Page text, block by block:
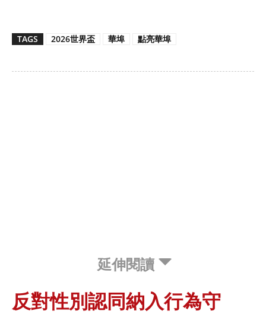
TAGS 2026世界盃 華埠 點亮華埠
延伸閱讀
反對性別認同納入行為守